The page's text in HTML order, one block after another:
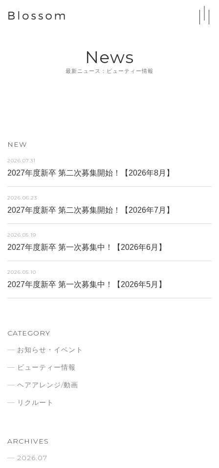
News
最新ニュース：ビューティー情報
NEW
2026.07.31
2027年度新卒 第二次募集開始！【2026年8月】
2026.06.23
2027年度新卒 第二次募集開始！【2026年7月】
2026.05.19
2027年度新卒 第一次募集中！【2026年6月】
2026.05.10
2027年度新卒 第一次募集中！【2026年5月】
CATEGORY
お知らせ・イベント
ビューティー情報
ヘアアレンジ/動画
リクルート
ARCHIVES
2026.07